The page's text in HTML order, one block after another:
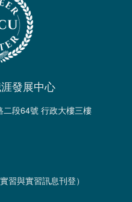
發展中心
段64號 行政大樓三樓
習與實習訊息刊登）